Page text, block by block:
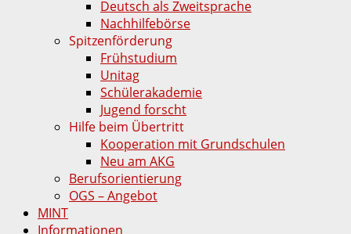
Deutsch als Zweitsprache
Nachhilfebörse
Spitzenförderung
Frühstudium
Unitag
Schülerakademie
Jugend forscht
Hilfe beim Übertritt
Kooperation mit Grundschulen
Neu am AKG
Berufsorientierung
OGS – Angebot
MINT
Informationen